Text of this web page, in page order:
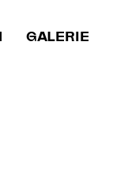
GALERIE